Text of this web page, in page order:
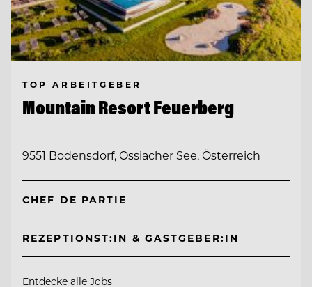
TOP ARBEITGEBER
Mountain Resort Feuerberg
9551 Bodensdorf, Ossiacher See, Österreich
CHEF DE PARTIE
REZEPTIONST:IN & GASTGEBER:IN
Entdecke alle Jobs